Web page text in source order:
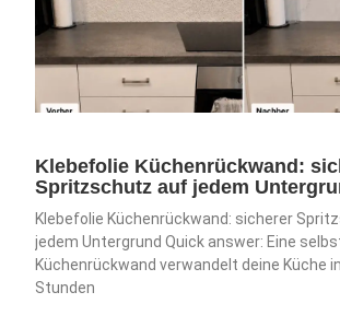
Klebefolie Küchenrückwand:
Spritzschutz auf jedem
Klebefolie Küchenrückwand: sicherer
jedem Untergrund Quick answer: Eine
Küchenrückwand verwandelt deine Küche
Stunden